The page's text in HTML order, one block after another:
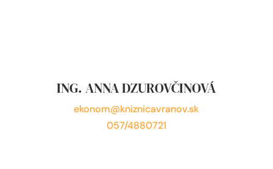
ING. ANNA DZUROVČINOVÁ
ekonom@kniznicavranov.sk
057/4880721